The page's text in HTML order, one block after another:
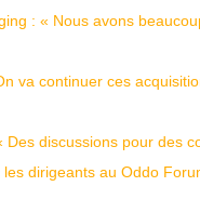
: « Nous avons
va continuer ces
discussions pour des
dirigeants au Oddo